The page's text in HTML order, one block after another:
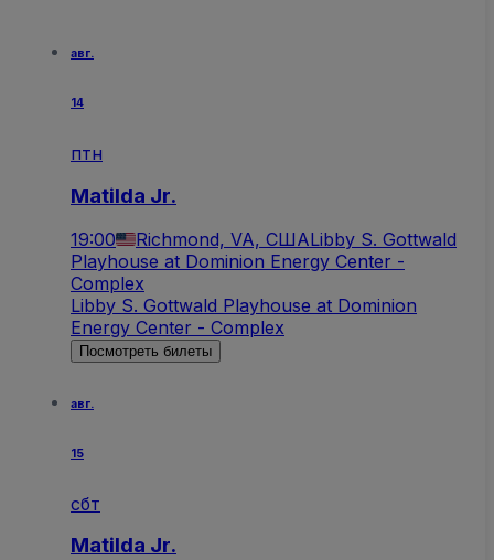
авг.
14
птн
Matilda Jr.
19:00 Richmond, VA, СШАLibby S. Gottwald
Playhouse at Dominion Energy Center -
Complex
Libby S. Gottwald Playhouse at Dominion
Energy Center - Complex
Посмотреть билеты
авг.
15
сбт
Matilda Jr.